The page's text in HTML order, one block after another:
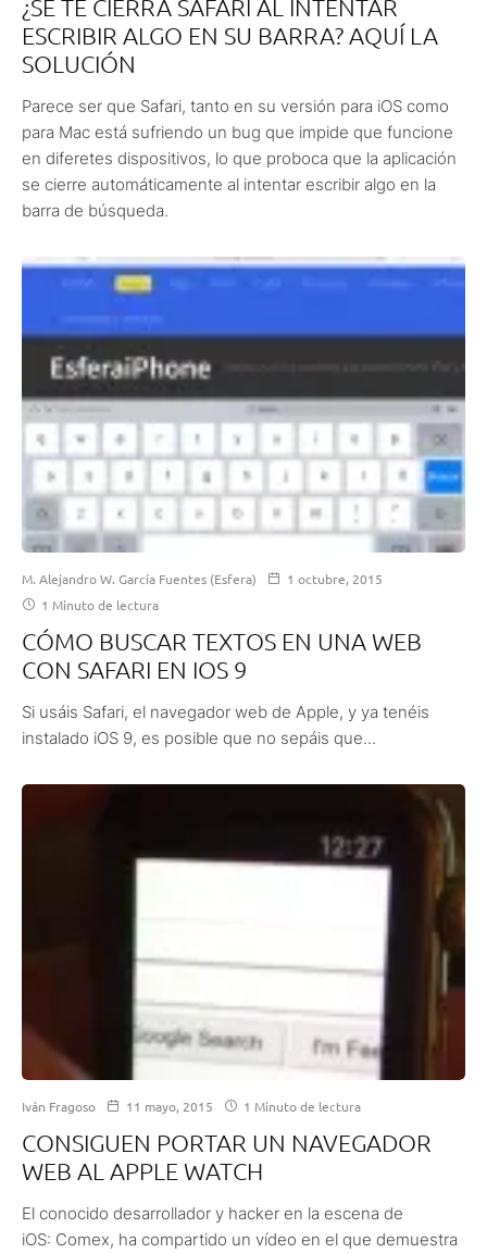
¿SE TE CIERRA SAFARI AL INTENTAR
ESCRIBIR ALGO EN SU BARRA? AQUÍ LA
SOLUCIÓN
Parece ser que Safari, tanto en su versión para iOS como
para Mac está sufriendo un bug que impide que funcione
en diferetes dispositivos, lo que proboca que la aplicación
se cierre automáticamente al intentar escribir algo en la
barra de búsqueda.
M. Alejandro W. García Fuentes (Esfera)
1 octubre, 2015
1 Minuto de lectura
CÓMO BUSCAR TEXTOS EN UNA WEB
CON SAFARI EN IOS 9
Si usáis Safari, el navegador web de Apple, y ya tenéis
instalado iOS 9, es posible que no sepáis que...
Iván Fragoso 11 mayo, 2015 1 Minuto de lectura
CONSIGUEN PORTAR UN NAVEGADOR
WEB AL APPLE WATCH
El conocido desarrollador y hacker en la escena de
iOS: Comex, ha compartido un vídeo en el que demuestra